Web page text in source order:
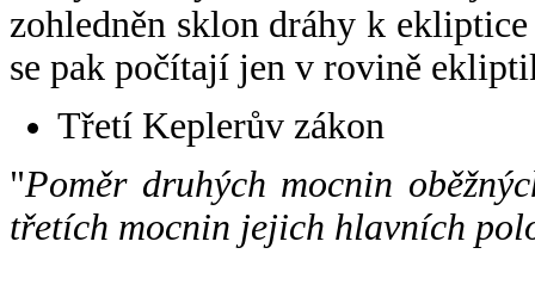
zohledněn sklon dráhy k
se pak počítají jen v rovině
Třetí Keplerův zákon
"Poměr druhých mocnin
třetích mocnin jejich hlavních